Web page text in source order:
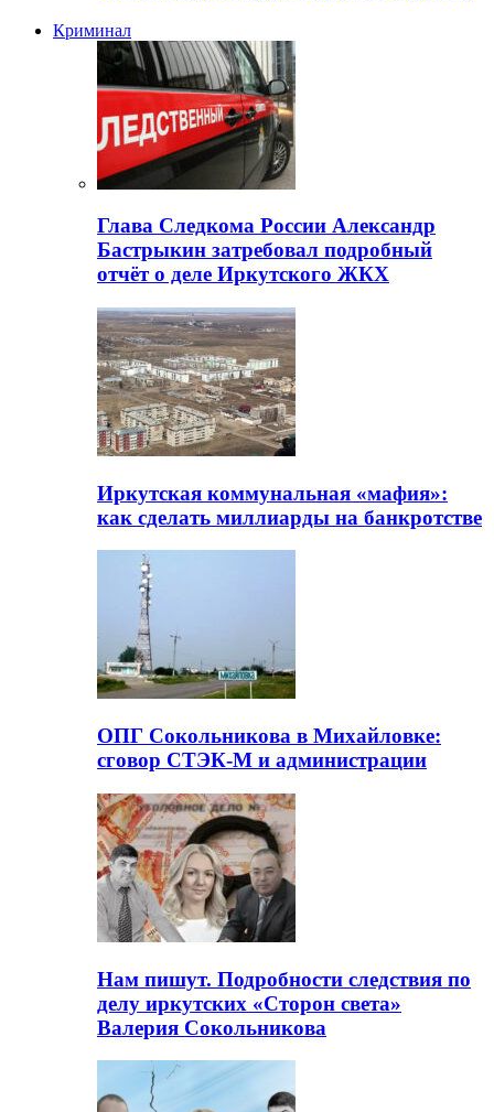
Криминал
Глава Следкома России Александр
Бастрыкин затребовал подробный
отчёт о деле Иркутского ЖКХ
Иркутская коммунальная «мафия»:
как сделать миллиарды на банкротстве
ОПГ Сокольникова в Михайловке:
сговор СТЭК-М и администрации
Нам пишут. Подробности следствия по
делу иркутских «Сторон света»
Валерия Сокольникова